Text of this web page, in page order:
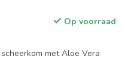
Op voorraad
met Aloe Vera